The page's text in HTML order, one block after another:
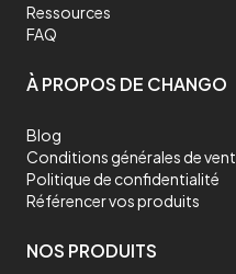
Ressources
FAQ
À PROPOS DE CHANGO
Blog
Conditions générales de
Politique de confidentialité
Référencer vos produits
NOS PRODUITS